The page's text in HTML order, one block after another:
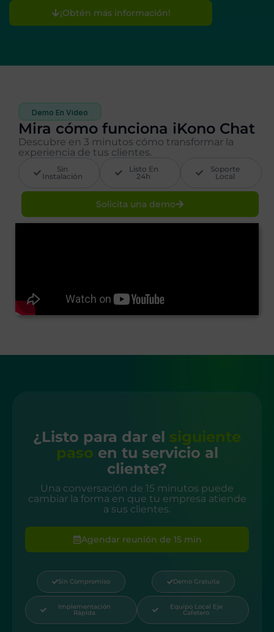
¡Obtén más información!
Demo En Video
Mira cómo funciona iKono Chat
Descubre en 3 minutos cómo transformar la
experiencia de tus clientes.
Sin
Instalación
Listo En
24h
Soporte
Local
Solicita una demo
¿Listo para dar el siguiente
paso en tu servicio al
cliente?
Una conversación de 15 minutos puede
cambiar la forma en que tu empresa atiende
a sus clientes.
Agendar reunión de 15 min
Sin Compromiso Demo Gratuita
Implementación
Rápida
Equipo Local Eje
Cafetero